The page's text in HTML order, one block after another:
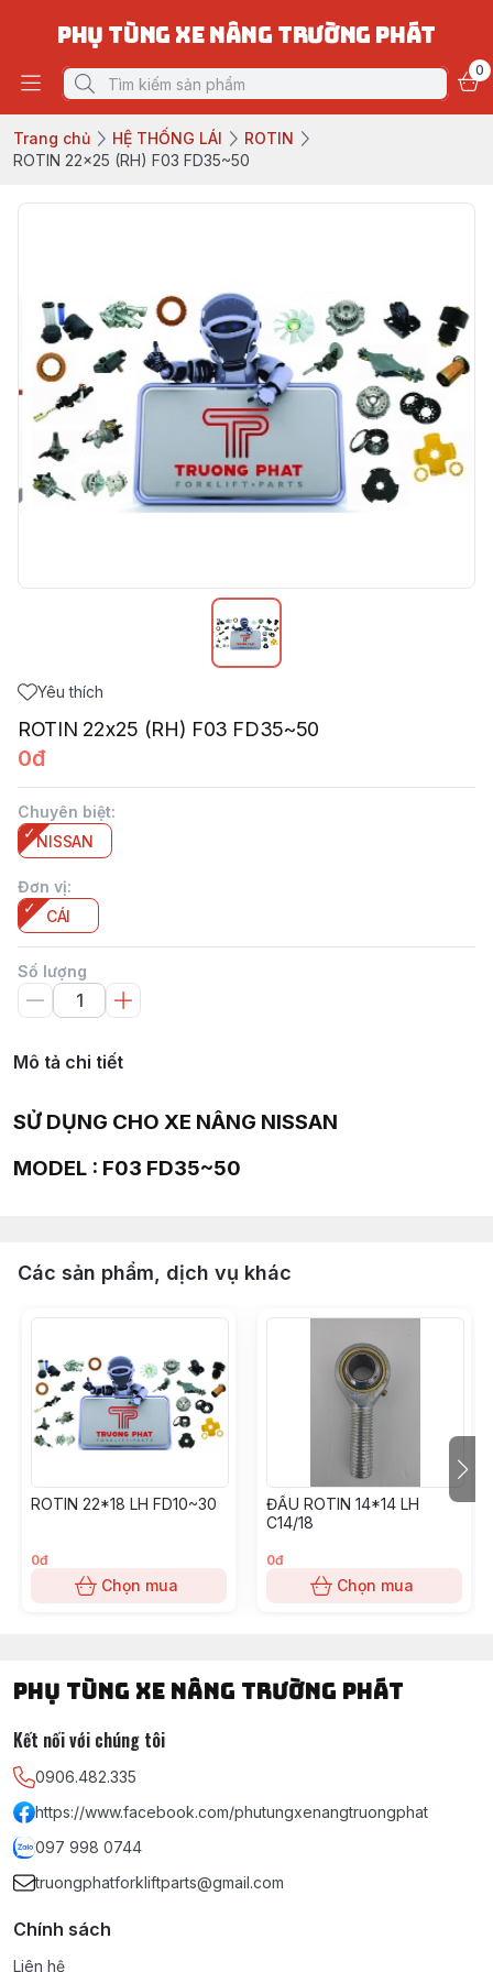
PHỤ TÙNG XE NÂNG TRƯỜNG PHÁT
0
Trang chủ HỆ THỐNG LÁI
ROTIN
ROTIN 22x25 (RH) F03 FD35~50
Yêu thích
ROTIN 22x25 (RH) F03 FD35~50
0đ
Chuyên biệt:
NISSAN
Đơn vị:
CÁI
Số lượng
Mô tả chi tiết
SỬ DỤNG CHO XE NÂNG NISSAN
MODEL : F03 FD35~50
Các sản phẩm, dịch vụ khác
ROTIN 22*18 LH FD10~30
0đ
Chọn mua
ĐẦU ROTIN 14*14 LH
C14/18
0đ
Chọn mua
PHỤ TÙNG XE NÂNG TRƯỜNG PHÁT
Kết nối với chúng tôi
0906.482.335
https://www.facebook.com/phutungxenangtruongphat
097 998 0744
truongphatforkliftparts@gmail.com
Chính sách
Liên hệ